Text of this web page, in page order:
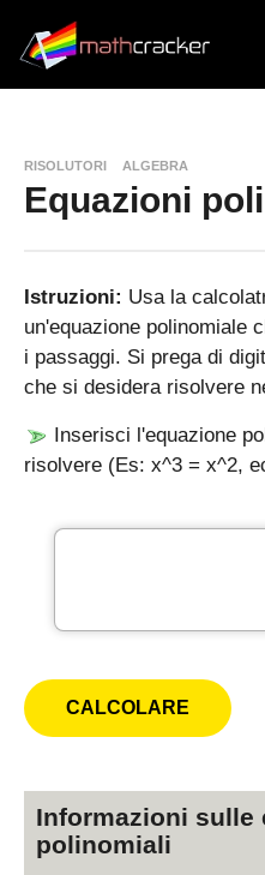
RISOLUTORI ALGEBRA
Equazioni
Istruzioni: Usa la
un'equazione polinomiale
i passaggi. Si prega di
che si desidera risolvere
Inserisci l'equazione
risolvere (Es: x^3 = x^2,
Informazioni sulle
polinomiali